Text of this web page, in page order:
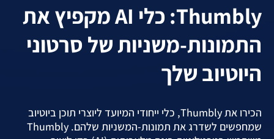
Thumbly: כלי AI מקפיץ את
התמונות-משניות של סרטוני
היוטיוב שלך
הכירו את Thumbly, כלי ייחודי המיועד ליוצרי תוכן ביוטיוב
שמחפשים לשדרג את תמונות-המשניות שלהם. Thumbly